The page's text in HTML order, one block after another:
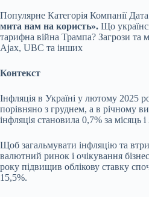
Популярне Категорія Компанії
мита нам на користь». Що
тарифна війна Трампа? Загрози та
Ajax, UBC та інших
Контекст
Інфляція в Україні у лютому 2025
порівняно з груднем, а в річному
інфляція становила 0,7% за місяць
Щоб загальмувати інфляцію та
валютний ринок і очікування
року підвищив облікову ставку
15,5%.